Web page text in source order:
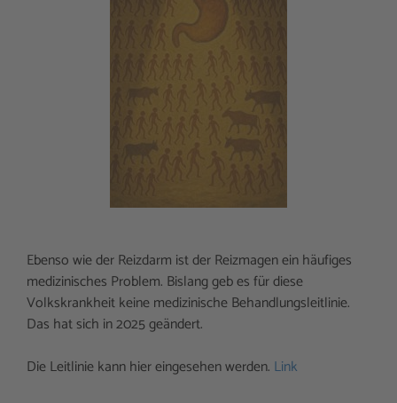
Ebenso wie der Reizdarm ist der Reizmagen ein häufiges
medizinisches Problem. Bislang geb es für diese
Volkskrankheit keine medizinische Behandlungsleitlinie.
Das hat sich in 2025 geändert.
Die Leitlinie kann hier eingesehen werden. Link